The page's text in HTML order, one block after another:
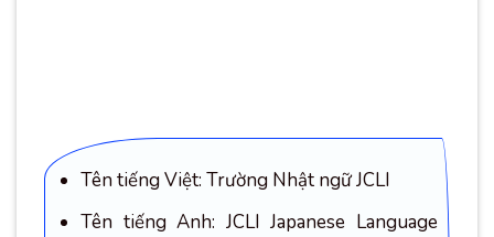
Tên tiếng Việt: Trường Nhật ngữ JCLI
Tên tiếng Anh: JCLI Japanese Language